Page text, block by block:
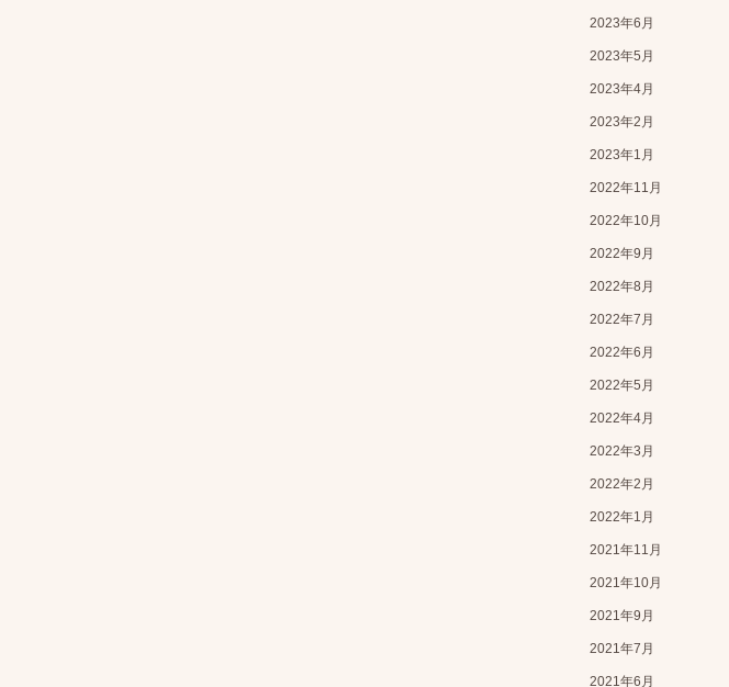
2023年6月
2023年5月
2023年4月
2023年2月
2023年1月
2022年11月
2022年10月
2022年9月
2022年8月
2022年7月
2022年6月
2022年5月
2022年4月
2022年3月
2022年2月
2022年1月
2021年11月
2021年10月
2021年9月
2021年7月
2021年6月